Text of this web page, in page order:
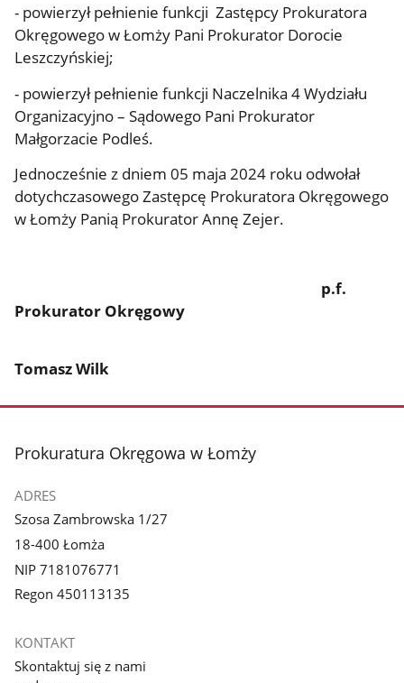
- powierzył pełnienie funkcji Zastępcy Prokuratora
Okręgowego w Łomży Pani Prokurator Dorocie
Leszczyńskiej;
- powierzył pełnienie funkcji Naczelnika 4 Wydziału
Organizacyjno – Sądowego Pani Prokurator
Małgorzacie Podleś.
Jednocześnie z dniem 05 maja 2024 roku odwołał
dotychczasowego Zastępcę Prokuratora Okręgowego
w Łomży Panią Prokurator Annę Zejer.
p.f.
Prokurator Okręgowy
Tomasz Wilk
stopka
Prokuratura Okręgowa w Łomży
ADRES
Szosa Zambrowska 1/27
18-400 Łomża
NIP 7181076771
Regon 450113135
KONTAKT
Skontaktuj się z nami